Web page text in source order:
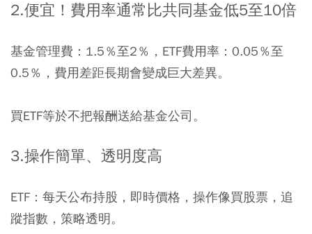
2.便宜！費用率通常比共同基金低5至10倍
基金管理費：1.5％至2％，ETF費用率：0.05％至
0.5％，費用差距長期會變成巨大差異。
買ETF等於不把報酬送給基金公司。
3.操作簡單、透明度高
ETF：每天公布持股，即時價格，操作像買股票，追
蹤指數，策略透明。